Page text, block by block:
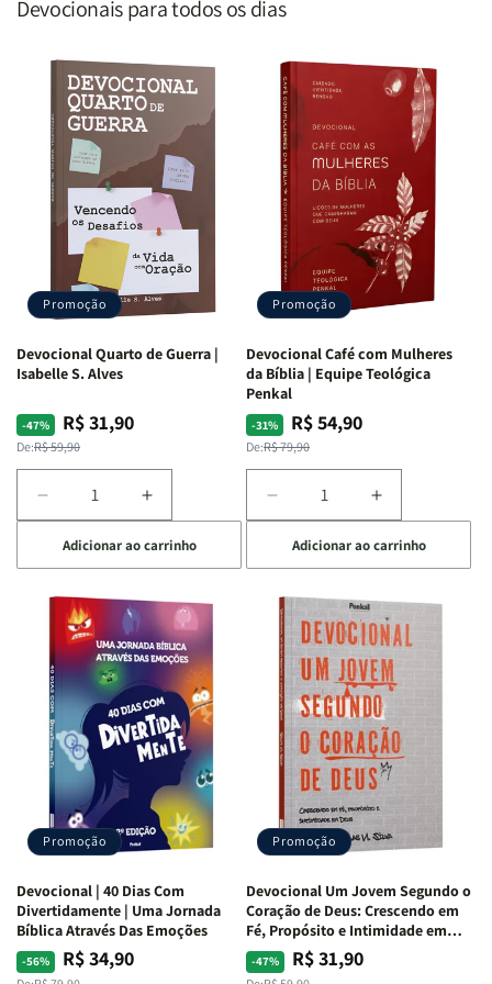
Devocionais para todos os dias
Promoção
Devocional Quarto de Guerra |
Isabelle S. Alves
-47%
Preço
normal
De:R$ 59,90
Preço
promocional
R$ 31,90
Diminuir
a
quantidade
de
Devocional
Quarto
de
Guerra
Isabelle
S.
Alves
Aumentar
a
quantidade
de
Devocional
Quarto
de
Guerra
|
Isabelle
S.
Alves
Adicionar ao carrinho
Promoção
Devocional Café com Mulheres
da Bíblia | Equipe Teológica
Penkal
-31%
Preço
normal
De:R$ 79,90
Preço
promocional
R$ 54,90
Diminuir
a
quantidade
de
Devocional
Café
com
Mulheres
da
Bíblia
Equipe
Teológica
Penkal
Aumentar
a
quantidade
de
Devocional
Café
com
Mulheres
da
Bíblia
|
Equipe
Teológica
Penkal
Adicionar ao carrinho
Promoção
Devocional | 40 Dias Com
Divertidamente | Uma Jornada
Bíblica Através Das Emoções
-56%
Preço
PreçoR$ 34,90
Promoção
Devocional Um Jovem Segundo o
Coração de Deus: Crescendo em
Fé, Propósito e Intimidade em
Deus
-47%
Preço
PreçoR$ 31,90